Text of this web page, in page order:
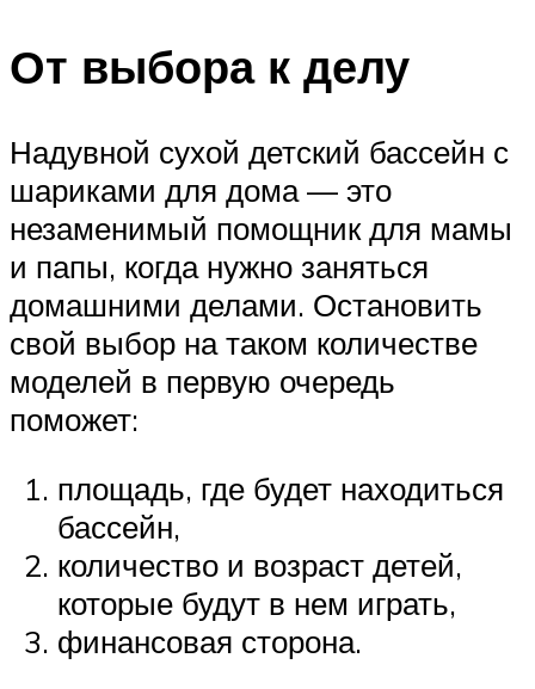
От выбора к делу
Надувной сухой детский бассейн с
шариками для дома — это
незаменимый помощник для мамы
и папы, когда нужно заняться
домашними делами. Остановить
свой выбор на таком количестве
моделей в первую очередь
поможет:
площадь, где будет находиться
бассейн,
количество и возраст детей,
которые будут в нем играть,
финансовая сторона.